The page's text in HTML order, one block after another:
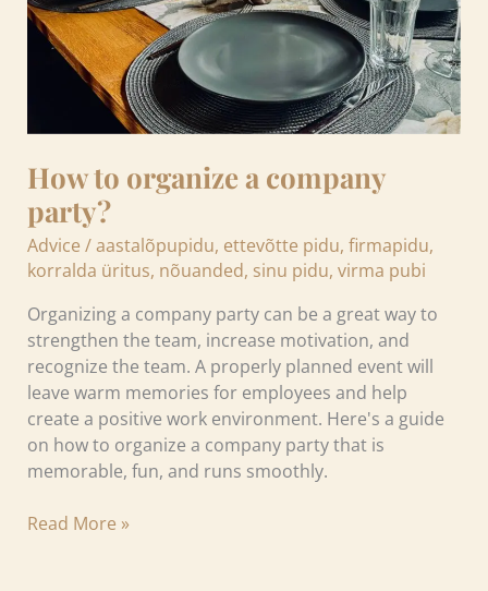
How to organize a company
party?
Advice /aastalõpupidu, ettevõtte pidu, firmapidu,
korralda üritus, nõuanded, sinu pidu, virma pubi
Organizing a company party can be a great way to
strengthen the team, increase motivation, and
recognize the team. A properly planned event will
leave warm memories for employees and help
create a positive work environment. Here's a guide
on how to organize a company party that is
memorable, fun, and runs smoothly.
Read More »